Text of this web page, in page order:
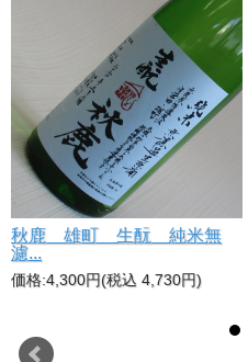
秋鹿 雄町 生酛 純米無
濾...
価格:4,300円(税込 4,730円)